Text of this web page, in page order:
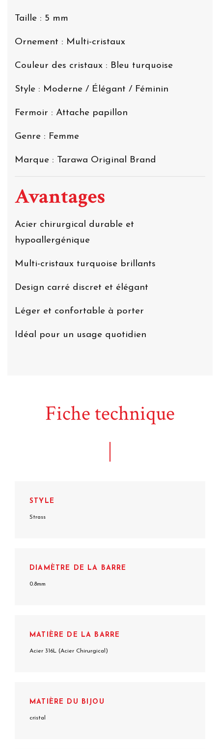
Taille : 5 mm
Ornement : Multi-cristaux
Couleur des cristaux : Bleu turquoise
Style : Moderne / Élégant / Féminin
Fermoir : Attache papillon
Genre : Femme
Marque : Tarawa Original Brand
Avantages
Acier chirurgical durable et
hypoallergénique
Multi-cristaux turquoise brillants
Design carré discret et élégant
Léger et confortable à porter
Idéal pour un usage quotidien
Fiche technique
STYLE
Strass
DIAMÈTRE DE LA BARRE
0.8mm
MATIÈRE DE LA BARRE
Acier 316L (Acier Chirurgical)
MATIÈRE DU BIJOU
cristal